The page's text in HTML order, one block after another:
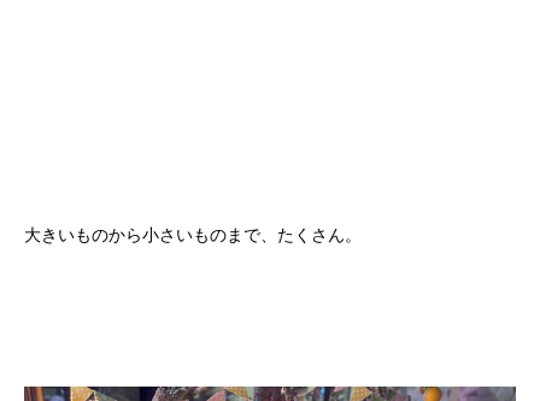
大きいものから小さいものまで、たくさん。